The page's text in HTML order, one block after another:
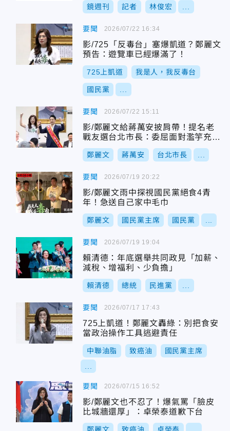
鏡週刊 記者 林俊宏
要聞
影/725「反毒台」塞爆凱道？鄭麗文
預告：遊覽車已經爆滿了！
725上凱道 我是人，我反毒台
國民黨
2026/07/22 16:34
要聞
影/鄭麗文給蔣萬安披肩帶！提名老
戰友選台北市長：委屈面對濫竽充數
對手
鄭麗文 蔣萬安 台北市長
2026/07/22 15:11
要聞
影/鄭麗文雨中探視國民黨絕食4青
年！急送自己家中毛巾
鄭麗文 國民黨主席 國民黨
2026/07/19 20:22
要聞
賴清德：年底選舉共同政見「加薪、
減稅、增福利、少負擔」
賴清德 總統 民進黨
2026/07/19 19:04
要聞
725上凱道！鄭麗文轟綠：別把食安
當政治操作工具逃避責任
中聯油脂 致癌油 國民黨主席
2026/07/17 17:43
要聞
影/鄭麗文也不忍了！爆氣罵「臉皮
比城牆還厚」：卓榮泰道歉下台
2026/07/15 16:52